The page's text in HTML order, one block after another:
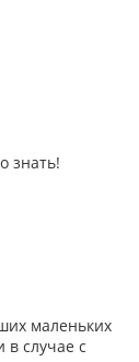
знать!
маленьких
случае с